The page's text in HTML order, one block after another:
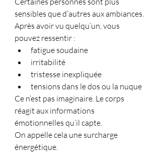
sensibles que d’autres aux ambiances.
Après avoir vu quelqu’un, vous
pouvez ressentir :
fatigue soudaine
irritabilité
tristesse inexpliquée
tensions dans le dos ou la nuque
Ce n’est pas imaginaire. Le corps
réagit aux informations
émotionnelles qu’il capte.
On appelle cela une surcharge
énergétique.